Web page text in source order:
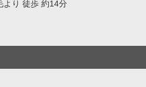
より 徒歩 約14分